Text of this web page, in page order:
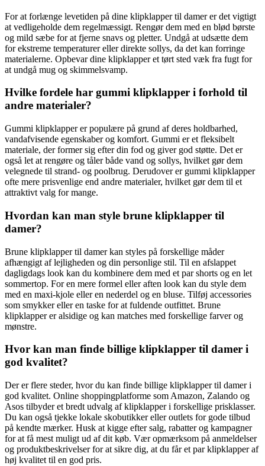
For at forlænge levetiden på dine klipklapper til damer er det vigtigt
at vedligeholde dem regelmæssigt. Rengør dem med en blød børste
og mild sæbe for at fjerne snavs og pletter. Undgå at udsætte dem
for ekstreme temperaturer eller direkte sollys, da det kan forringe
materialerne. Opbevar dine klipklapper et tørt sted væk fra fugt for
at undgå mug og skimmelsvamp.
Hvilke fordele har gummi klipklapper i forhold til
andre materialer?
Gummi klipklapper er populære på grund af deres holdbarhed,
vandafvisende egenskaber og komfort. Gummi er et fleksibelt
materiale, der former sig efter din fod og giver god støtte. Det er
også let at rengøre og tåler både vand og sollys, hvilket gør dem
velegnede til strand- og poolbrug. Derudover er gummi klipklapper
ofte mere prisvenlige end andre materialer, hvilket gør dem til et
attraktivt valg for mange.
Hvordan kan man style brune klipklapper til
damer?
Brune klipklapper til damer kan styles på forskellige måder
afhængigt af lejligheden og din personlige stil. Til en afslappet
dagligdags look kan du kombinere dem med et par shorts og en let
sommertop. For en mere formel eller aften look kan du style dem
med en maxi-kjole eller en nederdel og en bluse. Tilføj accessories
som smykker eller en taske for at fuldende outfittet. Brune
klipklapper er alsidige og kan matches med forskellige farver og
mønstre.
Hvor kan man finde billige klipklapper til damer i
god kvalitet?
Der er flere steder, hvor du kan finde billige klipklapper til damer i
god kvalitet. Online shoppingplatforme som Amazon, Zalando og
Asos tilbyder et bredt udvalg af klipklapper i forskellige prisklasser.
Du kan også tjekke lokale skobutikker eller outlets for gode tilbud
på kendte mærker. Husk at kigge efter salg, rabatter og kampagner
for at få mest muligt ud af dit køb. Vær opmærksom på anmeldelser
og produktbeskrivelser for at sikre dig, at du får et par klipklapper af
høj kvalitet til en god pris.